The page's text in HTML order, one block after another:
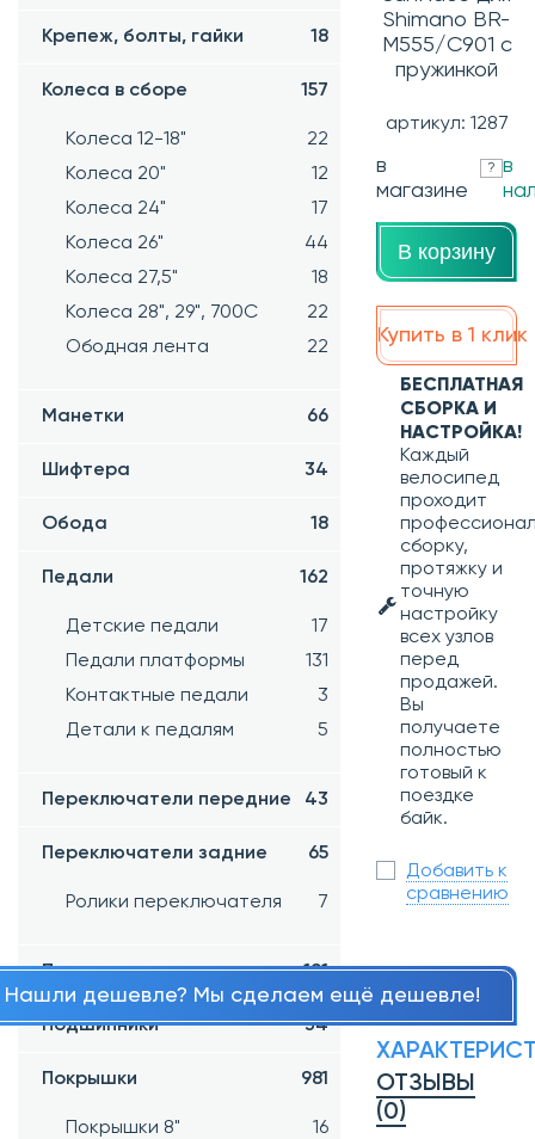
Крепеж, болты, гайки 18
Колеса в сборе 157
Колеса 12-18"
22
Колеса 20"
12
Колеса 24"
17
Колеса 26"
44
Колеса 27,5"
18
Колеса 28", 29", 700С
22
Ободная лента
22
Манетки 66
Шифтера 34
Обода 18
Педали 162
Детские педали
17
Педали платформы
131
Контактные педали
3
Детали к педалям
5
Переключатели передние 43
Переключатели задние 65
Ролики переключателя 7
Петухи 191
Подшипники 34
Покрышки 981
Покрышки 8"
16
Shimano BR-
M555/C901 с
пружинкой
артикул: 1287
в
магазине
? в
В корзину
Купить в 1 клик
БЕСПЛАТНАЯ
СБОРКА И
НАСТРОЙКА!
Каждый
велосипед
проходит
сборку,
протяжку и
точную
настройку
всех узлов
перед
продажей.
Вы
получаете
полностью
готовый к
поездке
байк.
Добавить к
сравнению
Нашли дешевле? Мы сделаем ещё дешевле!
ОТЗЫВЫ
(0)